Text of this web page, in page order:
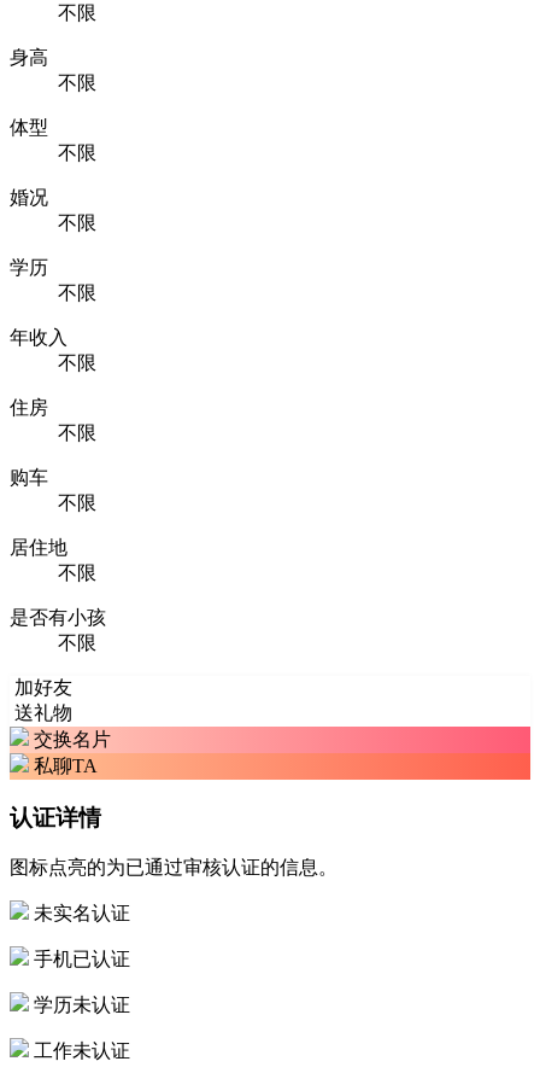
不限
身高
不限
体型
不限
婚况
不限
学历
不限
年收入
不限
住房
不限
购车
不限
居住地
不限
是否有小孩
不限
加好友
送礼物
交换名片
私聊TA
认证详情
图标点亮的为已通过审核认证的信息。
未实名认证
手机已认证
学历未认证
工作未认证